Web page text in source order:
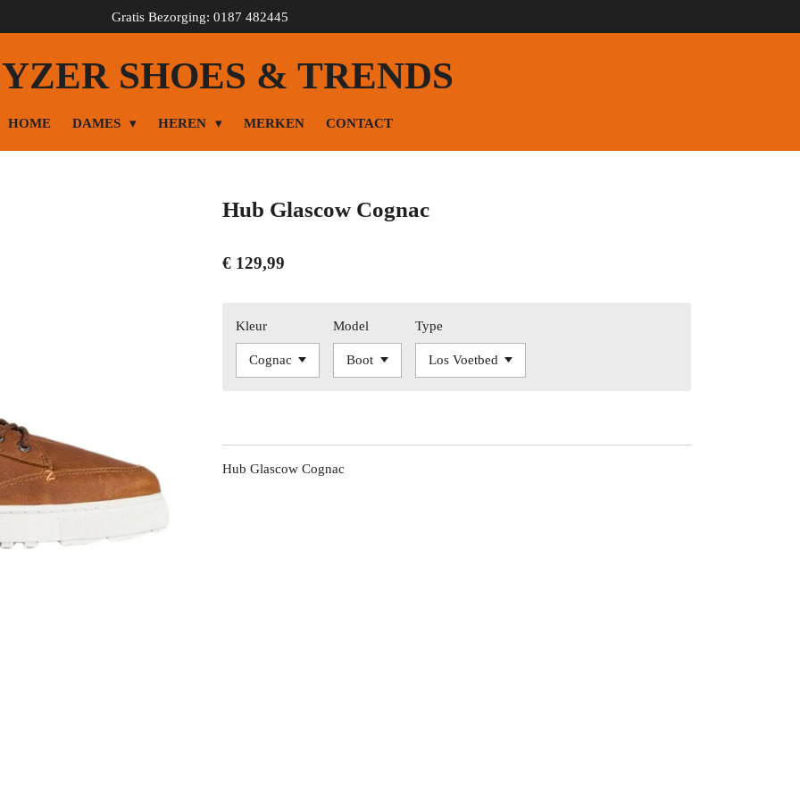
Gratis Bezorging: 0187 482445
SHOES & TRENDS
HOME DAMES HEREN MERKEN CONTACT
Hub Glascow Cognac
€ 129,99
Kleur Model Type
Hub Glascow Cognac